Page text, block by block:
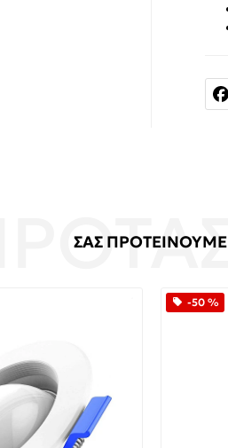
ΣΑΣ ΠΡΟΤΕΙΝΟΥΜΕ
-50 %